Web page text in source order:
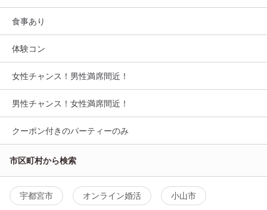
食事あり
体験コン
女性チャンス！男性満席間近！
男性チャンス！女性満席間近！
クーポン付きのパーティーのみ
市区町村から検索
宇都宮市 オンライン婚活 小山市